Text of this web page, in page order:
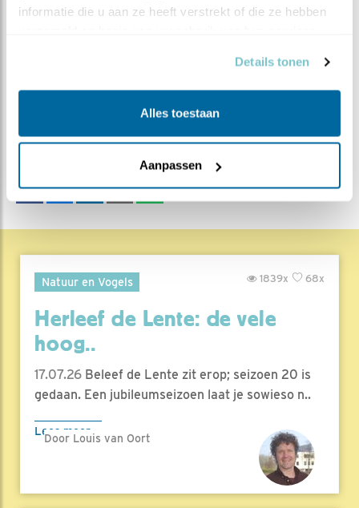
informatie die u aan ze heeft verstrekt of die ze hebben
Details tonen
Alles toestaan
Aanpassen
Vind ik leuk
Natuur en Vogels 68x
1839x
Herleef de Lente: de vele
hoog..
17.07.26 Beleef de Lente zit erop; seizoen 20 is
gedaan. Een jubileumseizoen laat je sowieso n..
Lees meer
Door Louis van Oort